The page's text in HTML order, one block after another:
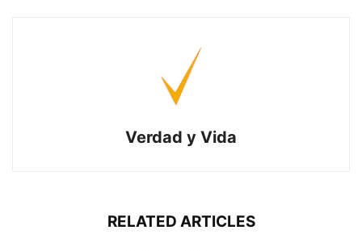
Verdad y Vida
RELATED ARTICLES